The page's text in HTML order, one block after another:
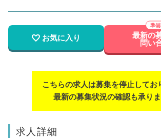
お気に入り 最新の
問い
こちらの求人は募集を停止してお
最新の募集状況の確認も承りま
求人詳細